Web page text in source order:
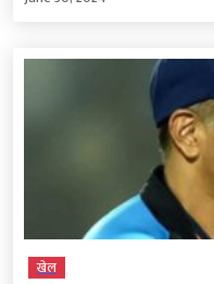
खेल